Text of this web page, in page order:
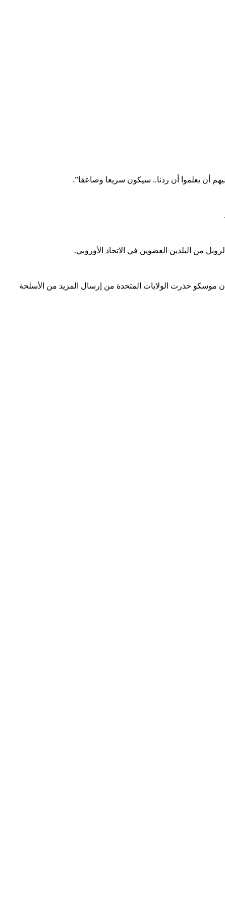
أن يعلموا أن ردنا.. سيكون سريعا وصاعقا”.
من البلدين العضوين في الاتحاد الأوروبي.
موسكو حذرت الولايات المتحدة من إرسال المزيد من الأسلحة